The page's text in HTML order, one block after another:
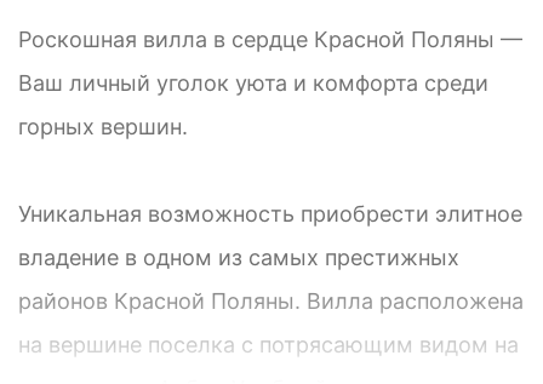
Роскошная вилла в сердце Красной Поляны —
Ваш личный уголок уюта и комфорта среди
горных вершин.
Уникальная возможность приобрести элитное
владение в одном из самых престижных
районов Красной Поляны. Вилла расположена
на вершине поселка с потрясающим видом на